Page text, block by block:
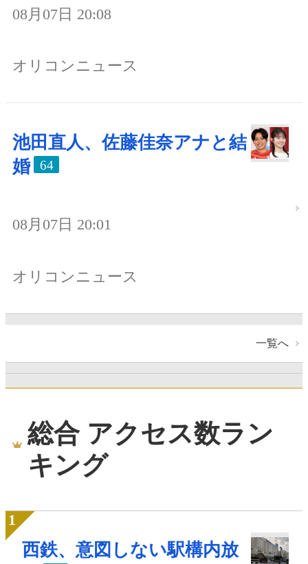
08月07日 20:08
オリコンニュース
池田直人、佐藤佳奈アナと結
婚
64
08月07日 20:01
オリコンニュース
一覧へ
総合 アクセス数ラン
キング
西鉄、意図しない駅構内放